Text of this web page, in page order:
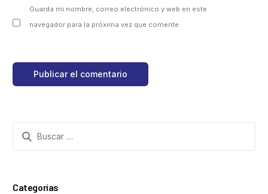
Guarda mi nombre, correo electrónico y web en este
navegador para la próxima vez que comente.
Categorías